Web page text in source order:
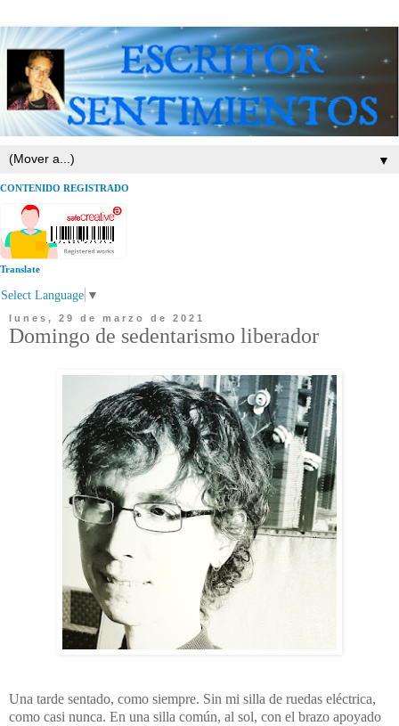
▼
CONTENIDO REGISTRADO
Translate
Select Language ▼
lunes, 29 de marzo de 2021
Domingo de sedentarismo liberador
Una tarde sentado, como siempre. Sin mi silla de ruedas eléctrica,
como casi nunca. En una silla común, al sol, con el brazo apoyado